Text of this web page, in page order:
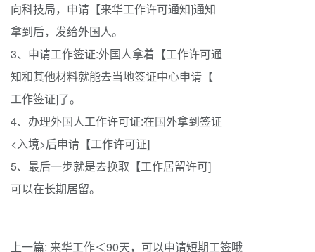
向科技局，申请【来华工作许可通知]通知
拿到后，发给外国人。
3、申请工作签证:外国人拿着【工作许可通
知和其他材料就能去当地签证中心申请【
工作签证]了。
4、办理外国人工作许可证:在国外拿到签证
<入境>后申请【工作许可证]
5、最后一步就是去换取【工作居留许可]
可以在长期居留。
上一篇: 来华工作＜90天，可以申请短期工签哦